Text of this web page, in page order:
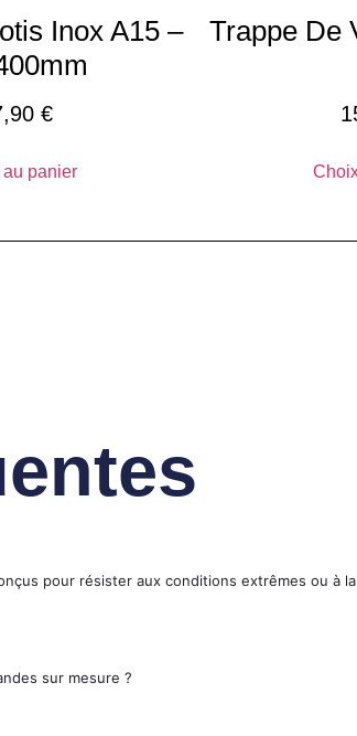
Inox A15 –
€
panier
Trappe De
pour résister aux conditions extrêmes ou à la
sur mesure ?